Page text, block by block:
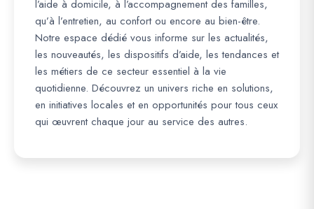
l’aide à domicile, à l’accompagnement des familles,
qu’à l’entretien, au confort ou encore au bien-être.
Notre espace dédié vous informe sur les actualités,
les nouveautés, les dispositifs d’aide, les tendances et
les métiers de ce secteur essentiel à la vie
quotidienne. Découvrez un univers riche en solutions,
en initiatives locales et en opportunités pour tous ceux
qui œuvrent chaque jour au service des autres.